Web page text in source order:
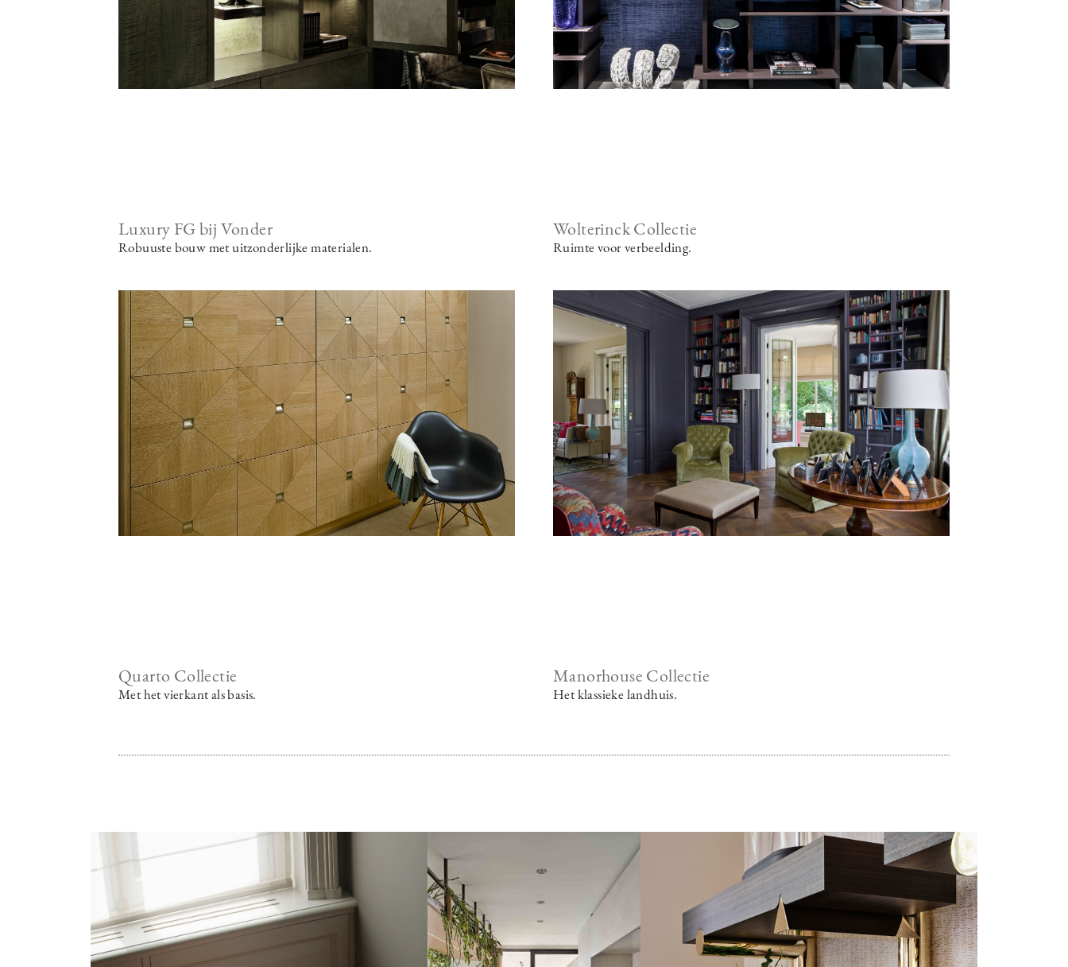
Luxury FG bij Vonder
Robuuste bouw met uitzonderlijke materialen.
Wolterinck Collectie
Ruimte voor verbeelding.
Image
Quarto Collectie
Met het vierkant als basis.
Image
Manorhouse Collectie
Het klassieke landhuis.
Image